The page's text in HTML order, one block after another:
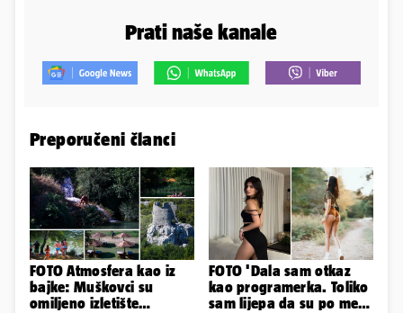
Prati naše kanale
Preporučeni članci
FOTO Atmosfera kao iz
bajke: Muškovci su
omiljeno izletište
FOTO 'Dala sam otkaz
kao programerka. Toliko
sam lijepa da su po meni